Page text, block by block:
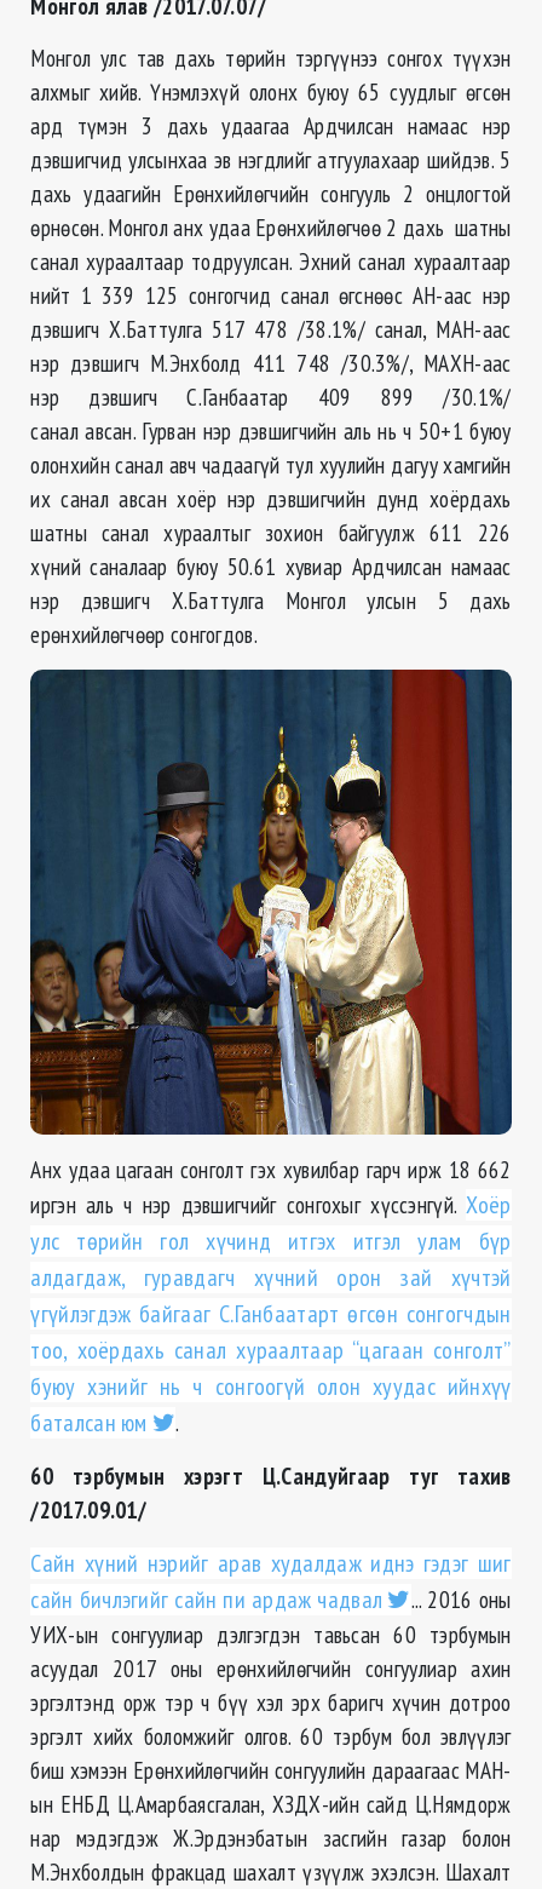
Монгол улс тав дахь төрийн тэргүүнээ сонгох түүхэн
алхмыг хийв. Үнэмлэхүй олонх буюу 65 суудлыг өгсөн
ард түмэн 3 дахь удаагаа Ардчилсан намаас нэр
дэвшигчид улсынхаа эв нэгдлийг атгуулахаар шийдэв. 5
дахь удаагийн Ерөнхийлөгчийн сонгууль 2 онцлогтой
өрнөсөн. Монгол анх удаа Ерөнхийлөгчөө 2 дахь шатны
санал хураалтаар тодруулсан. Эхний санал хураалтаар
нийт 1 339 125 сонгогчид санал өгснөөс АН-аас нэр
дэвшигч Х.Баттулга 517 478 /38.1%/ санал, МАН-аас
нэр дэвшигч М.Энхболд 411 748 /30.3%/, МАХН-аас
нэр дэвшигч С.Ганбаатар 409 899 /30.1%/
санал авсан. Гурван нэр дэвшигчийн аль нь ч 50+1 буюу
олонхийн санал авч чадаагүй тул хуулийн дагуу хамгийн
их санал авсан хоёр нэр дэвшигчийн дунд хоёрдахь
шатны санал хураалтыг зохион байгуулж 611 226
хүний саналаар буюу 50.61 хувиар Ардчилсан намаас
нэр дэвшигч Х.Баттулга Монгол улсын 5 дахь
ерөнхийлөгчөөр сонгогдов.
Анх удаа цагаан сонголт гэх хувилбар гарч ирж 18 662
иргэн аль ч нэр дэвшигчийг сонгохыг хүссэнгүй.Хоёр
улс төрийн гол хүчинд итгэх итгэл улам бүр
алдагдаж, гуравдагч хүчний орон зай хүчтэй
үгүйлэгдэж байгааг С.Ганбаатарт өгсөн сонгогчдын
тоо, хоёрдахь санал хураалтаар “цагаан сонголт”
буюу хэнийг нь ч сонгоогүй олон хуудас ийнхүү
баталсан юм
.
60 тэрбумын хэрэгт Ц.Сандуйгаар туг тахив
/2017.09.01/
Сайн хүний нэрийг арав худалдаж иднэ гэдэг шиг
сайн бичлэгийг сайн пи ардаж чадвал
... 2016 оны
УИХ-ын сонгуулиар дэлгэгдэн тавьсан 60 тэрбумын
асуудал 2017 оны ерөнхийлөгчийн сонгуулиар ахин
эргэлтэнд орж тэр ч бүү хэл эрх баригч хүчин дотроо
эргэлт хийх боломжийг олгов. 60 тэрбум бол эвлүүлэг
биш хэмээн Ерөнхийлөгчийн сонгуулийн дараагаас МАН-
ын ЕНБД Ц.Амарбаясгалан, ХЗДХ-ийн сайд Ц.Нямдорж
нар мэдэгдэж Ж.Эрдэнэбатын засгийн газар болон
М.Энхболдын фракцад шахалт үзүүлж эхэлсэн. Шахалт